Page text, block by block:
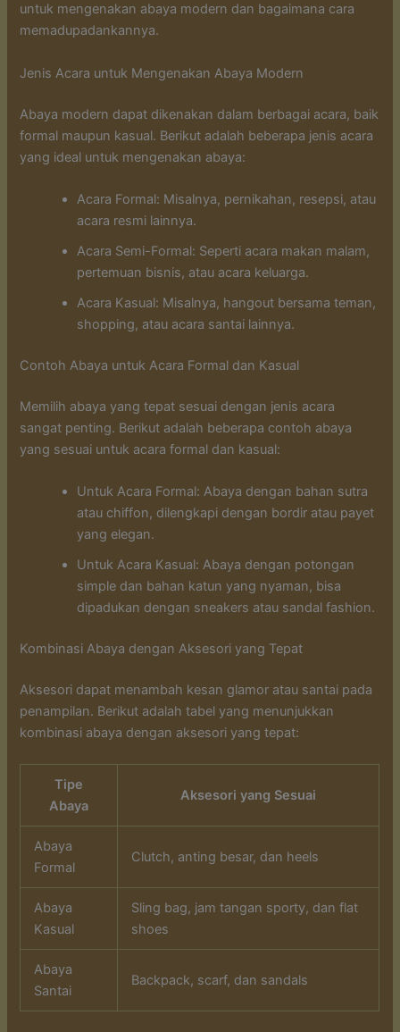
untuk mengenakan abaya modern dan bagaimana cara
memadupadankannya.
Jenis Acara untuk Mengenakan Abaya Modern
Abaya modern dapat dikenakan dalam berbagai acara, baik
formal maupun kasual. Berikut adalah beberapa jenis acara
yang ideal untuk mengenakan abaya:
Acara Formal: Misalnya, pernikahan, resepsi, atau
acara resmi lainnya.
Acara Semi-Formal: Seperti acara makan malam,
pertemuan bisnis, atau acara keluarga.
Acara Kasual: Misalnya, hangout bersama teman,
shopping, atau acara santai lainnya.
Contoh Abaya untuk Acara Formal dan Kasual
Memilih abaya yang tepat sesuai dengan jenis acara
sangat penting. Berikut adalah beberapa contoh abaya
yang sesuai untuk acara formal dan kasual:
Untuk Acara Formal: Abaya dengan bahan sutra
atau chiffon, dilengkapi dengan bordir atau payet
yang elegan.
Untuk Acara Kasual: Abaya dengan potongan
simple dan bahan katun yang nyaman, bisa
dipadukan dengan sneakers atau sandal fashion.
Kombinasi Abaya dengan Aksesori yang Tepat
Aksesori dapat menambah kesan glamor atau santai pada
penampilan. Berikut adalah tabel yang menunjukkan
kombinasi abaya dengan aksesori yang tepat:
Tipe
Abaya
Aksesori yang Sesuai
Abaya
Formal
Clutch, anting besar, dan heels
Abaya
Kasual
Sling bag, jam tangan sporty, dan flat
shoes
Abaya
Santai
Backpack, scarf, dan sandals